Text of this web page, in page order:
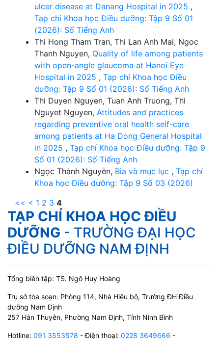
ulcer disease at Danang Hospital in 2025 ,
Tạp chí Khoa học Điều dưỡng: Tập 9 Số 01
(2026): Số Tiếng Anh
Thi Hong Tham Tran, Thi Lan Anh Mai, Ngoc
Thanh Nguyen, Quality of life among patients
with open-angle glaucoma at Hanoi Eye
Hospital in 2025 , Tạp chí Khoa học Điều
dưỡng: Tập 9 Số 01 (2026): Số Tiếng Anh
Thi Duyen Nguyen, Tuan Anh Truong, Thi
Nguyet Nguyen, Attitudes and practices
regarding preventive oral health self-care
among patients at Ha Dong General Hospital
in 2025 , Tạp chí Khoa học Điều dưỡng: Tập 9
Số 01 (2026): Số Tiếng Anh
Ngọc Thành Nguyễn, Bìa và mục lục , Tạp chí
Khoa học Điều dưỡng: Tập 9 Số 03 (2026)
<< < 1 2 3 4
TẠP CHÍ KHOA HỌC ĐIỀU
DƯỠNG - TRƯỜNG ĐẠI HỌC
ĐIỀU DƯỠNG NAM ĐỊNH
Tổng biên tập: TS. Ngô Huy Hoàng
Trụ sở tòa soạn: Phòng 114, Nhà Hiệu bộ, Trường ĐH Điều
dưỡng Nam Định
257 Hàn Thuyên, Phường Nam Định, Tỉnh Ninh Bình
Hotline: 091 3553578 - Điện thoại: 0228 3649666 -